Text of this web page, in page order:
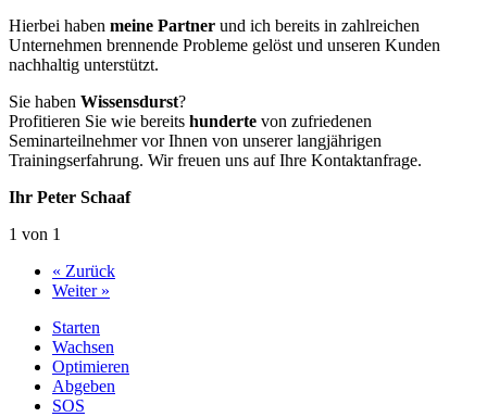
Hierbei haben meine Partner und ich bereits in zahlreichen
Unternehmen brennende Probleme gelöst und unseren Kunden
nachhaltig unterstützt.
Sie haben Wissensdurst?
Profitieren Sie wie bereits hunderte von zufriedenen
Seminarteilnehmer vor Ihnen von unserer langjährigen
Trainingserfahrung. Wir freuen uns auf Ihre Kontaktanfrage.
Ihr Peter Schaaf
1 von 1
« Zurück
Weiter »
Starten
Wachsen
Optimieren
Abgeben
SOS